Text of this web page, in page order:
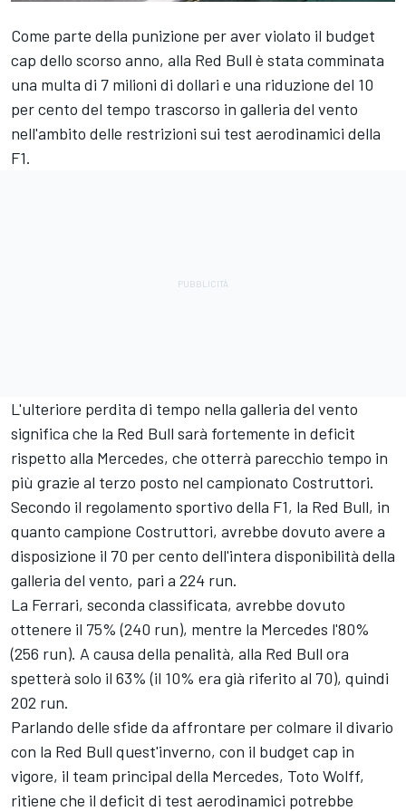
Come parte della punizione per aver violato il budget
cap dello scorso anno, alla Red Bull è stata comminata
una multa di 7 milioni di dollari e una riduzione del 10
per cento del tempo trascorso in galleria del vento
nell'ambito delle restrizioni sui test aerodinamici della
F1.
L'ulteriore perdita di tempo nella galleria del vento
significa che la Red Bull sarà fortemente in deficit
rispetto alla Mercedes, che otterrà parecchio tempo in
più grazie al terzo posto nel campionato Costruttori.
Secondo il regolamento sportivo della F1, la Red Bull, in
quanto campione Costruttori, avrebbe dovuto avere a
disposizione il 70 per cento dell'intera disponibilità della
galleria del vento, pari a 224 run.
La Ferrari, seconda classificata, avrebbe dovuto
ottenere il 75% (240 run), mentre la Mercedes l'80%
(256 run). A causa della penalità, alla Red Bull ora
spetterà solo il 63% (il 10% era già riferito al 70), quindi
202 run.
Parlando delle sfide da affrontare per colmare il divario
con la Red Bull quest'inverno, con il budget cap in
vigore, il team principal della Mercedes, Toto Wolff,
ritiene che il deficit di test aerodinamici potrebbe